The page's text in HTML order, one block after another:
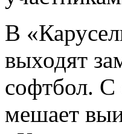
В
выходят
софтбол. С
мешает